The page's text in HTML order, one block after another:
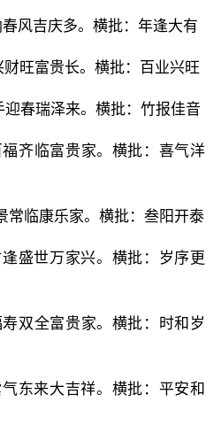
风吉庆多。横批：年逢大有
旺富贵长。横批：百业兴旺
春瑞泽来。横批：竹报佳音
齐临富贵家。横批：喜气洋
常临康乐家。横批：叁阳开泰
盛世万家兴。横批：岁序更
双全富贵家。横批：时和岁
东来大吉祥。横批：平安和